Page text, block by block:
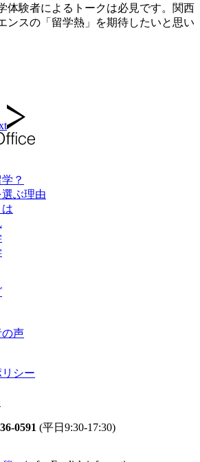
体験者によるトークは必見です。関西
ンスの「留学熱」を期待したいと思い
？
ぶ理由
声
シー
0591 (平日9:30-17:30)